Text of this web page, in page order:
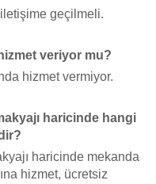
geçilmeli.
veriyor mu?
hizmet vermiyor.
haricinde hangi
haricinde mekanda
hizmet, ücretsiz